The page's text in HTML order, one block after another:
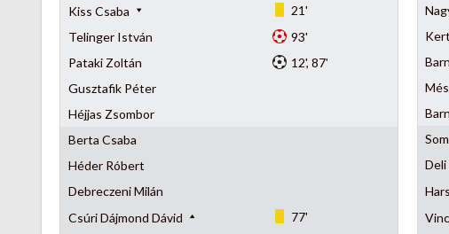
Kiss Csaba
21'
Telinger István
93'
Pataki Zoltán
12', 87'
Gusztafik Péter
Héjjas Zsombor
Berta Csaba
Héder Róbert
Debreczeni Milán
Csúri Dájmond Dávid
77'
Deli